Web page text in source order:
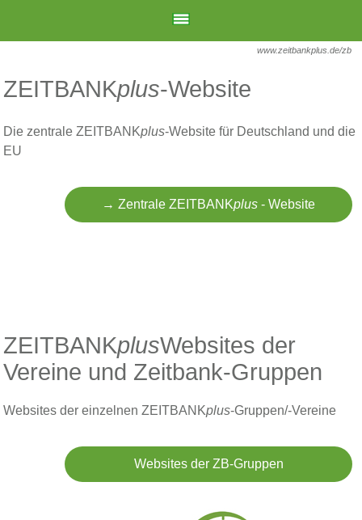
www.zeitbankplus.de/zb
ZEITBANKplus-Website
Die zentrale ZEITBANKplus-Website für Deutschland und die
EU
→ Zentrale ZEITBANKplus - Website
ZEITBANKplusWebsites der
Vereine und Zeitbank-Gruppen
Websites der einzelnen ZEITBANKplus-Gruppen/-Vereine
Websites der ZB-Gruppen